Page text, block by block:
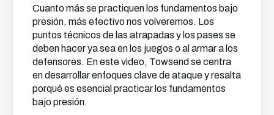
Cuanto más se practiquen los fundamentos bajo
presión, más efectivo nos volveremos. Los
puntos técnicos de las atrapadas y los pases se
deben hacer ya sea en los juegos o al armar a los
defensores. En este video, Towsend se centra
en desarrollar enfoques clave de ataque y resalta
porqué es esencial practicar los fundamentos
bajo presión.